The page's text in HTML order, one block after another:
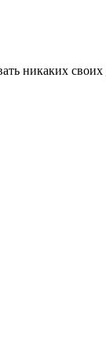
никаких